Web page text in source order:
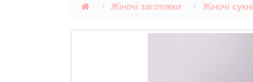
Чоловічі Сорочки
Жіночі Сорочки
Жіночі заготовки Жіночі сукні